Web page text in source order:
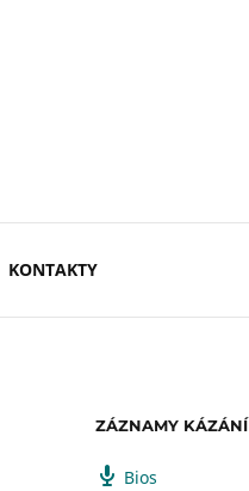
KONTAKTY
ZÁZNAMY KÁZÁNÍ
Bios